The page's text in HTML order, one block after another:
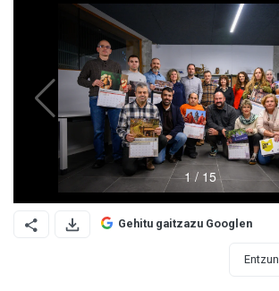
Gehitu gaitzazu Googlen
Entzun